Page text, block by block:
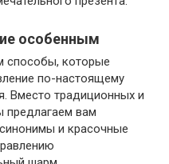
особенным
способы, которые
по-настоящему
Вместо традиционных и
предлагаем вам
и красочные